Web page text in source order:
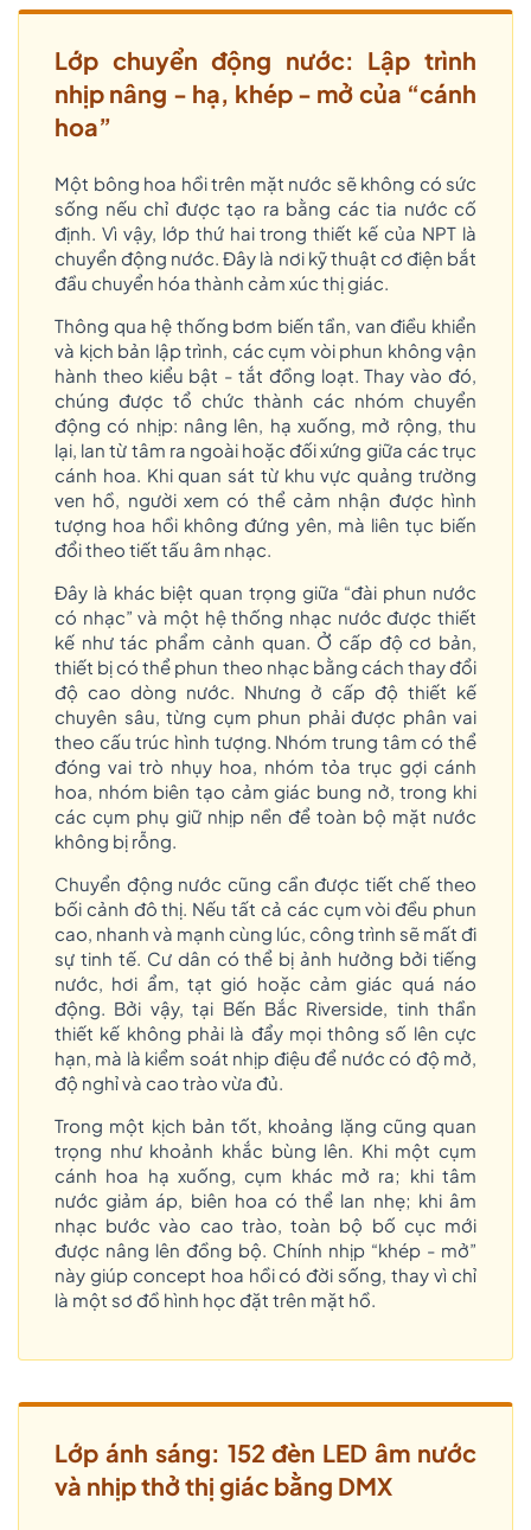
Lớp chuyển động nước: Lập trình
nhịp nâng - hạ, khép - mở của “cánh
hoa”
Một bông hoa hồi trên mặt nước sẽ không có sức
sống nếu chỉ được tạo ra bằng các tia nước cố
định. Vì vậy, lớp thứ hai trong thiết kế của NPT là
chuyển động nước. Đây là nơi kỹ thuật cơ điện bắt
đầu chuyển hóa thành cảm xúc thị giác.
Thông qua hệ thống bơm biến tần, van điều khiển
và kịch bản lập trình, các cụm vòi phun không vận
hành theo kiểu bật - tắt đồng loạt. Thay vào đó,
chúng được tổ chức thành các nhóm chuyển
động có nhịp: nâng lên, hạ xuống, mở rộng, thu
lại, lan từ tâm ra ngoài hoặc đối xứng giữa các trục
cánh hoa. Khi quan sát từ khu vực quảng trường
ven hồ, người xem có thể cảm nhận được hình
tượng hoa hồi không đứng yên, mà liên tục biến
đổi theo tiết tấu âm nhạc.
Đây là khác biệt quan trọng giữa “đài phun nước
có nhạc” và một hệ thống nhạc nước được thiết
kế như tác phẩm cảnh quan. Ở cấp độ cơ bản,
thiết bị có thể phun theo nhạc bằng cách thay đổi
độ cao dòng nước. Nhưng ở cấp độ thiết kế
chuyên sâu, từng cụm phun phải được phân vai
theo cấu trúc hình tượng. Nhóm trung tâm có thể
đóng vai trò nhụy hoa, nhóm tỏa trục gợi cánh
hoa, nhóm biên tạo cảm giác bung nở, trong khi
các cụm phụ giữ nhịp nền để toàn bộ mặt nước
không bị rỗng.
Chuyển động nước cũng cần được tiết chế theo
bối cảnh đô thị. Nếu tất cả các cụm vòi đều phun
cao, nhanh và mạnh cùng lúc, công trình sẽ mất đi
sự tinh tế. Cư dân có thể bị ảnh hưởng bởi tiếng
nước, hơi ẩm, tạt gió hoặc cảm giác quá náo
động. Bởi vậy, tại Bến Bắc Riverside, tinh thần
thiết kế không phải là đẩy mọi thông số lên cực
hạn, mà là kiểm soát nhịp điệu để nước có độ mở,
độ nghỉ và cao trào vừa đủ.
Trong một kịch bản tốt, khoảng lặng cũng quan
trọng như khoảnh khắc bùng lên. Khi một cụm
cánh hoa hạ xuống, cụm khác mở ra; khi tâm
nước giảm áp, biên hoa có thể lan nhẹ; khi âm
nhạc bước vào cao trào, toàn bộ bố cục mới
được nâng lên đồng bộ. Chính nhịp “khép - mở”
này giúp concept hoa hồi có đời sống, thay vì chỉ
là một sơ đồ hình học đặt trên mặt hồ.
Lớp ánh sáng: 152 đèn LED âm nước
và nhịp thở thị giác bằng DMX